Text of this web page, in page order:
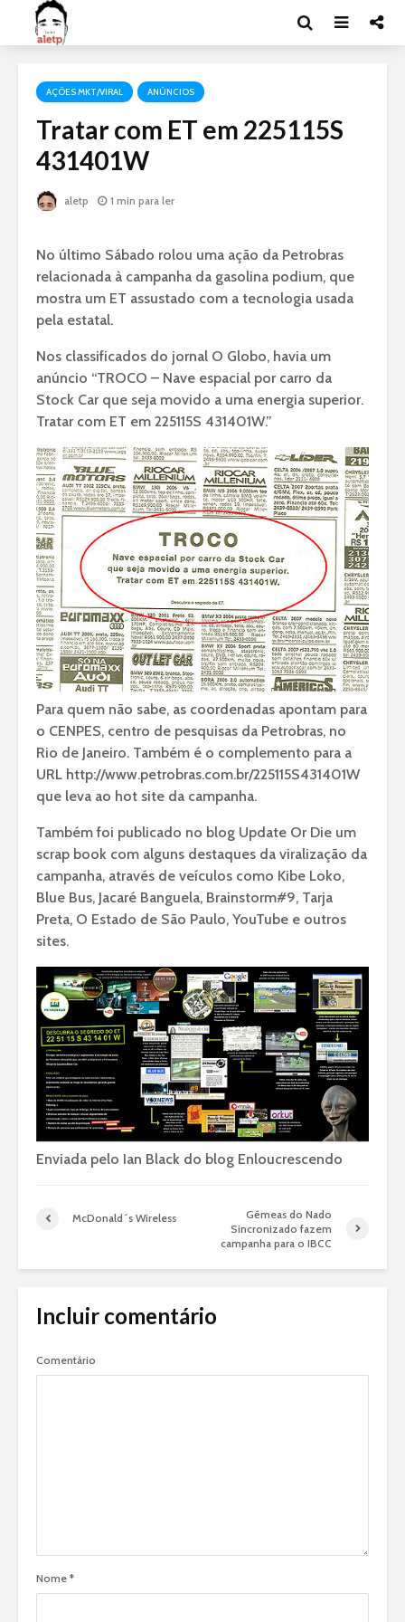
AÇÕES MKT/VIRAL ANÚNCIOS
Tratar com ET em 225115S
431401W
aletp 1 min para ler
No último Sábado rolou uma ação da Petrobras
relacionada à campanha da gasolina podium, que
mostra um ET assustado com a tecnologia usada
pela estatal.
Nos classificados do jornal O Globo, havia um
anúncio “TROCO – Nave espacial por carro da
Stock Car que seja movido a uma energia superior.
Tratar com ET em 225115S 431401W.”
Para quem não sabe, as coordenadas apontam para
o CENPES, centro de pesquisas da Petrobras, no
Rio de Janeiro. Também é o complemento para a
URL http://www.petrobras.com.br/225115S431401W
que leva ao hot site da campanha.
Também foi publicado no blog Update Or Die um
scrap book com alguns destaques da viralização da
campanha, através de veículos como Kibe Loko,
Blue Bus, Jacaré Banguela, Brainstorm#9, Tarja
Preta, O Estado de São Paulo, YouTube e outros
sites.
Enviada pelo Ian Black do blog Enloucrescendo
McDonald´s Wireless
Gêmeas do Nado
Sincronizado fazem
campanha para o IBCC
Incluir comentário
Comentário
Nome *